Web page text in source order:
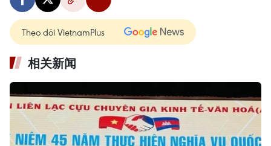
Theo dõi VietnamPlus
相关新闻